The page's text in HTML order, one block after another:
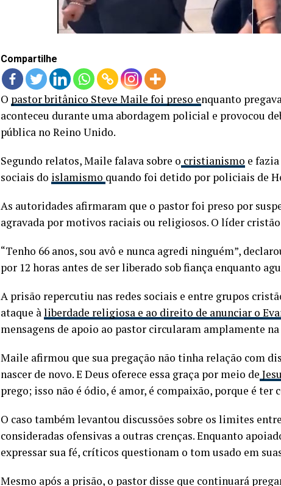
Compartilhe
O pastor britânico Steve Maile foi preso enquanto
aconteceu durante uma abordagem policial e provocou
pública no Reino Unido.
Segundo relatos, Maile falava sobre o cristianismo e
sociais do islamismo quando foi detido por policiais de
As autoridades afirmaram que o pastor foi preso por
agravada por motivos raciais ou religiosos. O líder
“Tenho 66 anos, sou avô e nunca agredi ninguém”,
por 12 horas antes de ser liberado sob fiança enquanto
A prisão repercutiu nas redes sociais e entre grupos
ataque àliberdade religiosa e ao direito de anunciar o
mensagens de apoio ao pastor circularam amplamente
Maile afirmou que sua pregação não tinha relação com
nascer de novo. E Deus oferece essa graça por meio de
prego; isso não é ódio, é amor, é compaixão, porque é ter
O caso também levantou discussões sobre os limites
consideradas ofensivas a outras crenças. Enquanto
expressar sua fé, críticos questionam o tom usado em
Mesmo após a prisão, o pastor disse que continuará